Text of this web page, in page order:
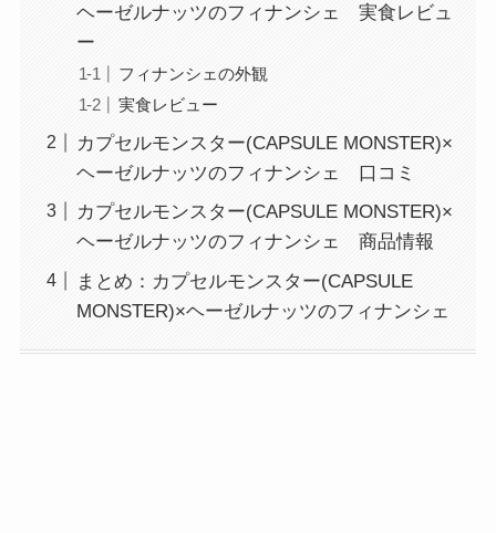
ヘーゼルナッツのフィナンシェ 実食レビュ
ー
フィナンシェの外観
実食レビュー
カプセルモンスター(CAPSULE MONSTER)×
ヘーゼルナッツのフィナンシェ 口コミ
カプセルモンスター(CAPSULE MONSTER)×
ヘーゼルナッツのフィナンシェ 商品情報
まとめ：カプセルモンスター(CAPSULE
MONSTER)×ヘーゼルナッツのフィナンシェ